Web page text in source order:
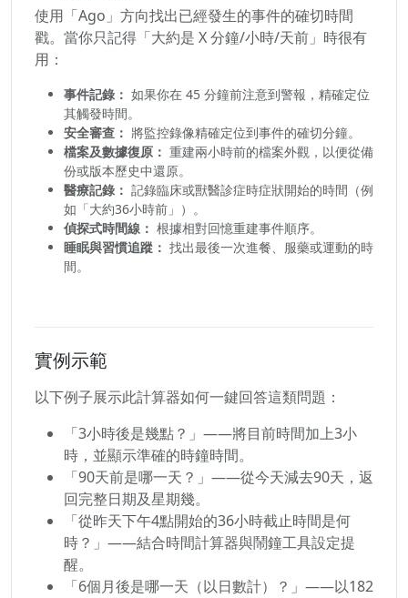
使用「Ago」方向找出已經發生的事件的確切時間
戳。當你只記得「大約是 X 分鐘/小時/天前」時很有
用：
事件記錄： 如果你在 45 分鐘前注意到警報，精確定位
其觸發時間。
安全審查： 將監控錄像精確定位到事件的確切分鐘。
檔案及數據復原： 重建兩小時前的檔案外觀，以便從備
份或版本歷史中還原。
醫療記錄： 記錄臨床或獸醫診症時症狀開始的時間（例
如「大約36小時前」）。
偵探式時間線： 根據相對回憶重建事件順序。
睡眠與習慣追蹤： 找出最後一次進餐、服藥或運動的時
間。
實例示範
以下例子展示此計算器如何一鍵回答這類問題：
「3小時後是幾點？」——將目前時間加上3小
時，並顯示準確的時鐘時間。
「90天前是哪一天？」——從今天減去90天，返
回完整日期及星期幾。
「從昨天下午4點開始的36小時截止時間是何
時？」——結合時間計算器與鬧鐘工具設定提
醒。
「6個月後是哪一天（以日數計）？」——以182